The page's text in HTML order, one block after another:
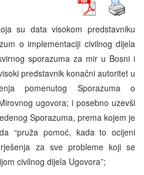
su data visokom predstavniku
o implementaciji civilnog dijela
sporazuma za mir u Bosni i
predstavnik konačni autoritet u
pomenutog Sporazuma o
ugovora; i posebno uzevši
Sporazuma, prema kojem je
“pruža pomoć, kada to ocijeni
za sve probleme koji se
civilnog dijela Ugovora”;